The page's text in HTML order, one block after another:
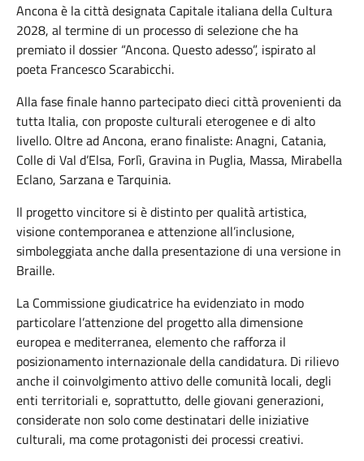
Ancona è la città designata Capitale italiana della Cultura
2028, al termine di un processo di selezione che ha
premiato il dossier “Ancona. Questo adesso”, ispirato al
poeta Francesco Scarabicchi.
Alla fase finale hanno partecipato dieci città provenienti da
tutta Italia, con proposte culturali eterogenee e di alto
livello. Oltre ad Ancona, erano finaliste: Anagni, Catania,
Colle di Val d’Elsa, Forlì, Gravina in Puglia, Massa, Mirabella
Eclano, Sarzana e Tarquinia.
Il progetto vincitore si è distinto per qualità artistica,
visione contemporanea e attenzione all’inclusione,
simboleggiata anche dalla presentazione di una versione in
Braille.
La Commissione giudicatrice ha evidenziato in modo
particolare l’attenzione del progetto alla dimensione
europea e mediterranea, elemento che rafforza il
posizionamento internazionale della candidatura. Di rilievo
anche il coinvolgimento attivo delle comunità locali, degli
enti territoriali e, soprattutto, delle giovani generazioni,
considerate non solo come destinatari delle iniziative
culturali, ma come protagonisti dei processi creativi.